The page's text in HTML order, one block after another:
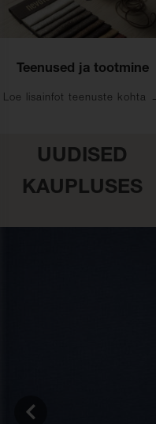
Teenused ja tootmine
Loe lisainfot teenuste kohta
UUDISED
KAUPLUSES